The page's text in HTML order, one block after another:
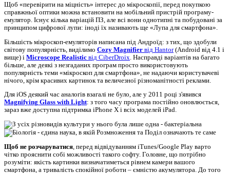
Щоб «перевірити на міцність» інтерес до мікроскопії, перед покупкою
справжньої оптики можна встановити на мобільний пристрій програму-
емулятор. Існує кілька варіацій ПЗ, але всі вони однотипні та побудовані за
принципом цифрової лупи: іноді їх називають ще «Лупа для смартфона».
Більшість мікроскоп-емуляторів написана під Андроїд: з тих, що здобули
світову популярність, виділимо Cozy Magnifier від Hantor(Android від 4.1 і
вище) і Microscope Realistic від CiberDroix . Насправді варіантів на багато
більше, але деякі з незгаданих програм просто використовують
популярність теми «мікроскоп для смартфона», не надаючи користувачеві
нічого, крім красивих картинок та величезної різноманітності реклами.
Для iOS деякий час аналогів взагалі не було, але у 2011 році з'явився
Magnifying Glass with Light: з того часу програма постійно оновлюється,
зараз вже доступна підтримка iPhone X і всіх моделей iPad.
Щоб не розчаруватися, перед відвідуванням iTunes/Google Play варто
чітко прояснити собі можливості такого софту. Головне, що потрібно
розуміти: якість картинки визначатиметься рівнем камери вашого
смартфона, а тривалість спокійної роботи – ємністю акумулятора. До того